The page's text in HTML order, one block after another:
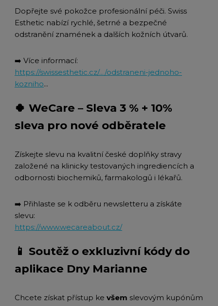
Dopřejte své pokožce profesionální péči. Swiss
Esthetic nabízí rychlé, šetrné a bezpečné
odstranění znamének a dalších kožních útvarů.
➡️ Více informací:
https://swissesthetic.cz/.../odstraneni-jednoho-
kozniho...
🍀 WeCare – Sleva 3 % + 10%
sleva pro nové odběratele
Získejte slevu na kvalitní české doplňky stravy
založené na klinicky testovaných ingrediencích a
odbornosti biochemiků, farmakologů i lékařů.
➡️ Přihlaste se k odběru newsletteru a získáte
slevu:
https://www.wecareabout.cz/
📱 Soutěž o exkluzivní kódy do
aplikace Dny Marianne
Chcete získat přístup ke všem slevovým kupónům